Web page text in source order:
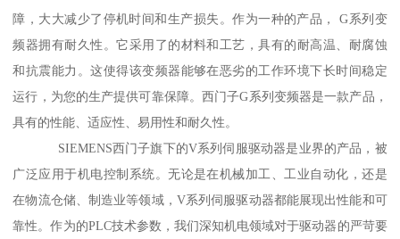
障，大大减少了停机时间和生产损失。作为一种的产品， G系列变
频器拥有耐久性。它采用了的材料和工艺，具有的耐高温、耐腐蚀
和抗震能力。这使得该变频器能够在恶劣的工作环境下长时间稳定
运行，为您的生产提供可靠保障。西门子G系列变频器是一款产品，
具有的性能、适应性、易用性和耐久性。
SIEMENS西门子旗下的V系列伺服驱动器是业界的产品，被
广泛应用于机电控制系统。无论是在机械加工、工业自动化，还是
在物流仓储、制造业等领域，V系列伺服驱动器都能展现出性能和可
靠性。作为的PLC技术参数，我们深知机电领域对于驱动器的严苛要